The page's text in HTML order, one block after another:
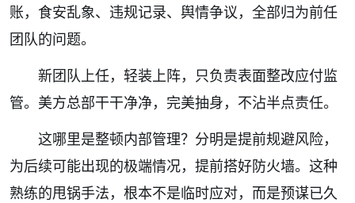
账，食安乱象、违规记录、舆情争议，全部归为前任
团队的问题。
新团队上任，轻装上阵，只负责表面整改应付监
管。美方总部干干净净，完美抽身，不沾半点责任。
这哪里是整顿内部管理？分明是提前规避风险，
为后续可能出现的极端情况，提前搭好防火墙。这种
熟练的甩锅手法，根本不是临时应对，而是预谋已久